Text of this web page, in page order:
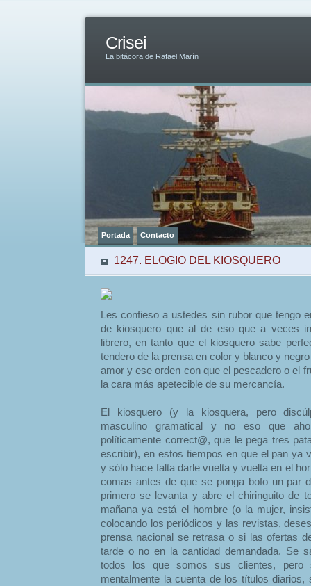
Crisei
La bitácora de Rafael Marín
Portada Contacto
1247. ELOGIO DEL KIOSQUERO
Les confieso a ustedes sin rubor que tengo
de kiosquero que al de eso que a veces
librero, en tanto que el kiosquero sabe
tendero de la prensa en color y blanco y
amor y ese orden con que el pescadero o el
la cara más apetecible de su mercancía.
El kiosquero (y la kiosquera, pero
masculino gramatical y no eso que
políticamente correct@, que le pega tres
escribir), en estos tiempos en que el pan ya
y sólo hace falta darle vuelta y vuelta en el
comas antes de que se ponga bofo un par
primero se levanta y abre el chiringuito de
mañana ya está el hombre (o la mujer,
colocando los periódicos y las revistas,
prensa nacional se retrasa o si las ofertas
tarde o no en la cantidad demandada. Se
todos los que somos sus clientes, pero
mentalmente la cuenta de los títulos